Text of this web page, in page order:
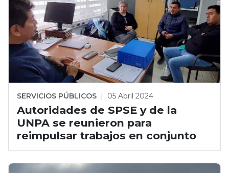
SERVICIOS PÚBLICOS | 05 Abril 2024
Autoridades de SPSE y de la
UNPA se reunieron para
reimpulsar trabajos en conjunto